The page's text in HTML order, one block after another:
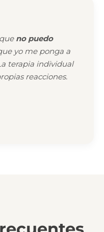
no puedo
yo me ponga a
terapia individual
reacciones.